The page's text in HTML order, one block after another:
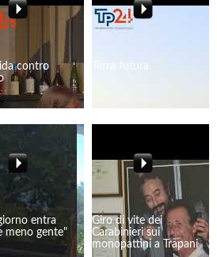
contro
Terra futura
entra
meno gente"
Giro di vite dei
Carabinieri sui
monopattini a Trapani